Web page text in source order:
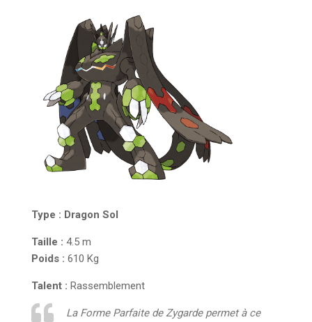
Type : Dragon Sol
Taille : 4.5 m
Poids : 610 Kg
Talent : Rassemblement
La Forme Parfaite de Zygarde permet à ce